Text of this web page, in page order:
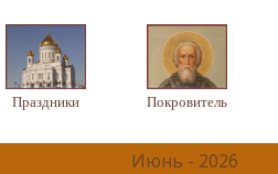
Праздники Покровитель
Июнь - 2026